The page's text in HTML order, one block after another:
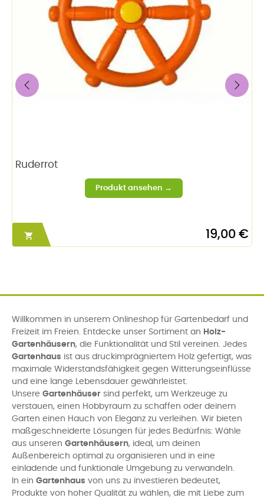
Ruderrot
 19,00 €
Willkommen in unserem Onlineshop für Gartenbedarf und
Freizeit im Freien. Entdecke unser Sortiment an Holz-
Gartenhäusern, die Funktionalität und Stil vereinen. Jedes
Gartenhaus ist aus druckimprägniertem Holz gefertigt, was
maximale Widerstandsfähigkeit gegen Witterungseinflüsse
und eine lange Lebensdauer gewährleistet.
Unsere Gartenhäuser sind perfekt, um Werkzeuge zu
verstauen, einen Hobbyraum zu schaffen oder deinem
Garten einen Hauch von Eleganz zu verleihen. Wir bieten
maßgeschneiderte Lösungen für jedes Bedürfnis: Wähle
aus unseren Gartenhäusern, ideal, um deinen
Außenbereich optimal zu organisieren und in eine
einladende und funktionale Umgebung zu verwandeln.
In ein Gartenhaus von uns zu investieren bedeutet,
Produkte von hoher Qualität zu wählen, die mit Liebe zum